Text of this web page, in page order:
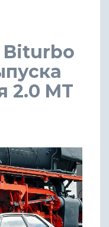
Biturbo
2.0 MT